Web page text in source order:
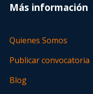
Más información
Quienes Somos
Publicar convocatoria
Blog